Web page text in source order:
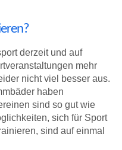
derzeit und auf
mehr
nicht viel besser aus.
haben
sind so gut wie
sich für Sport
sind auf einmal